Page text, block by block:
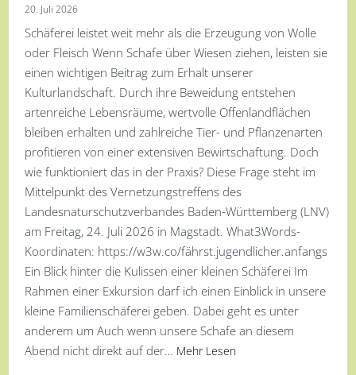
20. Juli 2026
Schäferei leistet weit mehr als die Erzeugung von Wolle
oder Fleisch Wenn Schafe über Wiesen ziehen, leisten sie
einen wichtigen Beitrag zum Erhalt unserer
Kulturlandschaft. Durch ihre Beweidung entstehen
artenreiche Lebensräume, wertvolle Offenlandflächen
bleiben erhalten und zahlreiche Tier- und Pflanzenarten
profitieren von einer extensiven Bewirtschaftung. Doch
wie funktioniert das in der Praxis? Diese Frage steht im
Mittelpunkt des Vernetzungstreffens des
Landesnaturschutzverbandes Baden-Württemberg (LNV)
am Freitag, 24. Juli 2026 in Magstadt. What3Words-
Koordinaten: https://w3w.co/fährst.jugendlicher.anfangs
Ein Blick hinter die Kulissen einer kleinen Schäferei Im
Rahmen einer Exkursion darf ich einen Einblick in unsere
kleine Familienschäferei geben. Dabei geht es unter
anderem um Auch wenn unsere Schafe an diesem
Abend nicht direkt auf der… Mehr Lesen